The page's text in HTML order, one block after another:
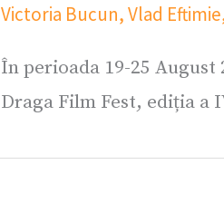
Victoria Bucun,Vlad Eftimie
În perioada 19-25
Draga Film Fest, ediția a